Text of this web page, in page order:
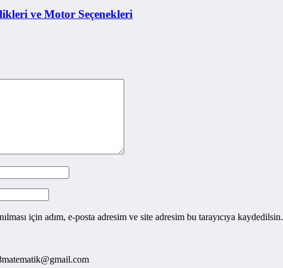
ve Motor Seçenekleri
için adım, e-posta adresim ve site adresim bu tarayıcıya kaydedilsin.